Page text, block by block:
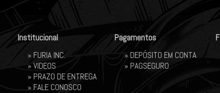
Institucional
» FURIA INC.
» VIDEOS
» PRAZO DE ENTREGA
» FALE CONOSCO
Pagamentos
» DEPÓSITO EM CONTA
» PAGSEGURO